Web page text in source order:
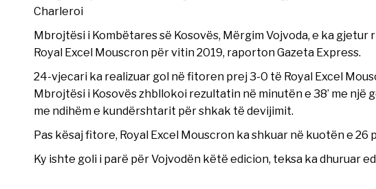
Charleroi
Mbrojtësi i Kombëtares së Kosovës, Mërgim Vojvoda, e ka
Royal Excel Mouscron për vitin 2019, raporton Gazeta Express.
24-vjecari ka realizuar gol në fitoren prej 3-0 të Royal Excel
Mbrojtësi i Kosovës zhbllokoi rezultatin në minutën e 38’ me një
me ndihëm e kundërshtarit për shkak të devijimit.
Pas kësaj fitore, Royal Excel Mouscron ka shkuar në kuotën e 26
Ky ishte goli i parë për Vojvodën këtë edicion, teksa ka dhuruar